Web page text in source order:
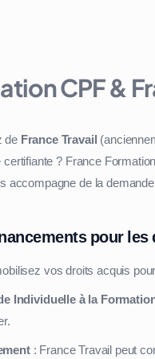
CPF &
de France Travail
certifiante ? France
accompagne de la
pour
vos droits acquis
Individuelle à la
: France Travail peut